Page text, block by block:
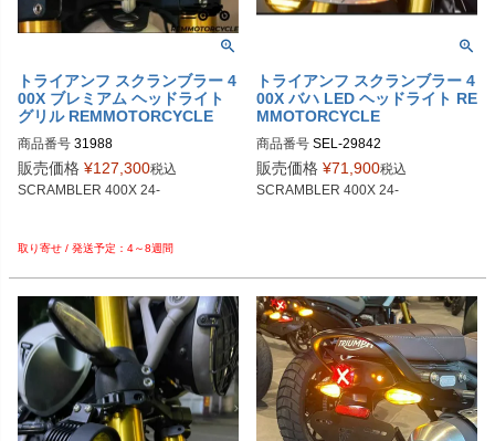
トライアンフ スクランブラー 4
00X ブレミアム ヘッドライト
グリル REMMOTORCYCLE
商品番号 31988
販売価格 ¥127,300税込
SCRAMBLER 400X 24-
4～8週間
トライアンフ スクランブラー 4
00X バハ LED ヘッドライト RE
MMOTORCYCLE
商品番号 SEL-29842
29842：イエロー
29843：ホワイト
販売価格 ¥71,900税込
SCRAMBLER 400X 24-